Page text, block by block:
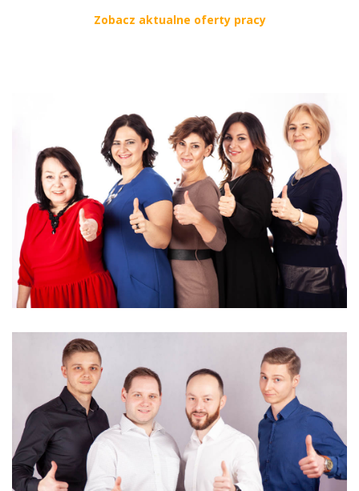
Zobacz aktualne oferty pracy